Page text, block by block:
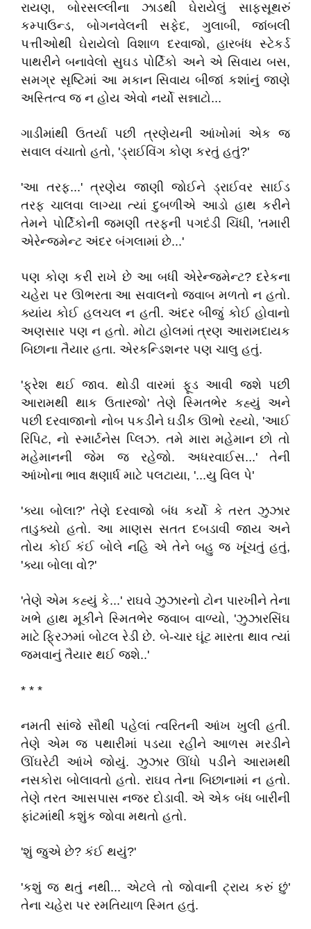
રાયણ, બોરસલ્લીના ઝાડથી ઘેરાયેલું સાફસૂથરું
કમ્પાઉન્ડ, બોગનવેલની સફેદ, ગુલાબી, જાંબલી
પત્તીઓથી ઘેરાયેલો વિશાળ દરવાજો, હારબંધ સ્ટેકર્ડ
પાથરીને બનાવેલો સુઘડ પોર્ટિકો અને એ સિવાય બસ,
સમગ્ર સૃષ્ટિમાં આ મકાન સિવાય બીજાં કશાંનું જાણે
અસ્તિત્વ જ ન હોય એવો નર્યો સન્નાટો...
ગાડીમાંથી ઉતર્યા પછી ત્રણેયની આંખોમાં એક જ
સવાલ વંચાતો હતો, 'ડ્રાઈવિંગ કોણ કરતું હતું?'
'આ તરફ...' ત્રણેય જાણી જોઈને ડ્રાઈવર સાઈડ
તરફ ચાલવા લાગ્યા ત્યાં દુબળીએ આડો હાથ કરીને
તેમને પોર્ટિકોની જમણી તરફની પગદંડી ચિંધી, 'તમારી
એરેન્જમેન્ટ અંદર બંગલામાં છે...'
પણ કોણ કરી રાખે છે આ બધી એરેન્જમેન્ટ? દરેકના
ચહેરા પર ઊભરતા આ સવાલનો જવાબ મળતો ન હતો.
ક્યાંય કોઈ હલચલ ન હતી. અંદર બીજું કોઈ હોવાનો
અણસાર પણ ન હતો. મોટા હોલમાં ત્રણ આરામદાયક
બિછાના તૈયાર હતા. એરકન્ડિશનર પણ ચાલુ હતું.
'ફ્રેશ થઈ જાવ. થોડી વારમાં ફૂડ આવી જશે પછી
આરામથી થાક ઉતારજો' તેણે સ્મિતભેર કહ્યું અને
પછી દરવાજાનો નોબ પકડીને ઘડીક ઊભો રહ્યો, 'આઈ
રિપિટ, નો સ્માર્ટનેસ પ્લિઝ. તમે મારા મહેમાન છો તો
મહેમાનની જેમ જ રહેજો. અધરવાઈસ...' તેની
આંખોના ભાવ ક્ષણાર્ધ માટે પલટાયા, '...યુ વિલ પે'
'ક્યા બોલા?' તેણે દરવાજો બંધ કર્યો કે તરત ઝુઝાર
તાડુક્યો હતો. આ માણસ સતત દબડાવી જાય અને
તોય કોઈ કંઈ બોલે નહિ એ તેને બહુ જ ખૂંચતું હતું,
'ક્યા બોલા વો?'
'તેણે એમ કહ્યું કે...' રાઘવે ઝુઝારનો ટોન પારખીને તેના
ખભે હાથ મૂકીને સ્મિતભેર જવાબ વાળ્યો, 'ઝુઝારસિંઘ
માટે ફ્રિઝમાં બોટલ રેડી છે. બે-ચાર ઘૂંટ મારતા થાવ ત્યાં
જમવાનું તૈયાર થઈ જશે..'
* * *
નમતી સાંજે સૌથી પહેલાં ત્વરિતની આંખ ખુલી હતી.
તેણે એમ જ પથારીમાં પડયા રહીને આળસ મરડીને
ઊંઘરેટી આંખે જોયું. ઝુઝાર ઊંધો પડીને આરામથી
નસકોરા બોલાવતો હતો. રાઘવ તેના બિછાનામાં ન હતો.
તેણે તરત આસપાસ નજર દોડાવી. એ એક બંધ બારીની
ફાંટમાંથી કશુંક જોવા મથતો હતો.
'શું જુએ છે? કંઈ થયું?'
'કશું જ થતું નથી... એટલે તો જોવાની ટ્રાય કરું છું'
તેના ચહેરા પર રમતિયાળ સ્મિત હતું.